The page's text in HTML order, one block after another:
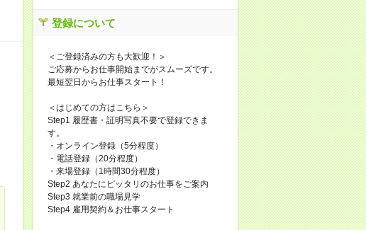
登録について
＜ご登録済みの方も大歓迎！＞
ご応募からお仕事開始までがスムーズです。
最短翌日からお仕事スタート！
＜はじめての方はこちら＞
Step1 履歴書・証明写真不要で登録できま
す。
・オンライン登録（5分程度）
・電話登録（20分程度）
・来場登録（1時間30分程度）
Step2 あなたにピッタリのお仕事をご案内
Step3 就業前の職場見学
Step4 雇用契約＆お仕事スタート